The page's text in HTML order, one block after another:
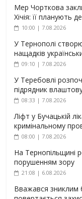
Мер Чорткова
Хічія: її планують
10:00 | 7.08.2026
У Тернополі
нащадків
09:10 | 7.08.2026
У Теребовлі
підрядник
08:33 | 7.08.2026
Ліфт у Бучацькій
кримінальному
08:00 | 7.08.2026
На Тернопільщині
порушенням зору
21:08 | 6.08.2026
Вважався зниклим